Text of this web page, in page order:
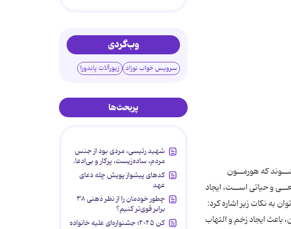
که هورمــون
و حیاتى اســت، ایجاد
به نکات زیر اشاره کرد:
ایجاد زخم و التهاب
وب‌گردی
سرویس خواب نوزاد زیورآلات پاندورا
پربحث‌ها
شهید رئیسی، مردی بود از جنس
مردم، ساده‌زیست، پرکار و بی‌ادعا.
کدهای پیشواز پویش چله دعای
عهد
چطور خودمان را از نظر ذهنی ۳۸
برابر قوی‌تر کنیم؟
کن ۲۰۲۵؛ جشنواره‌ای علیه خانواده